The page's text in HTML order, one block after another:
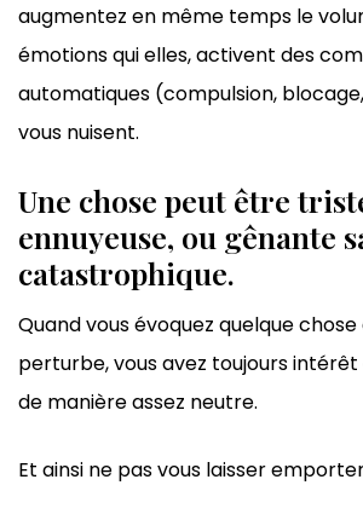
augmentez en même temps le
émotions qui elles, activent des
automatiques (compulsion,
vous nuisent.
Une chose peut être
ennuyeuse, ou gênante
catastrophique.
Quand vous évoquez quelque chose
perturbe, vous avez toujours
de manière assez neutre.
Et ainsi ne pas vous laisser